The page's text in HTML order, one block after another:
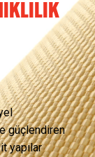
güçlendiren
yapılar